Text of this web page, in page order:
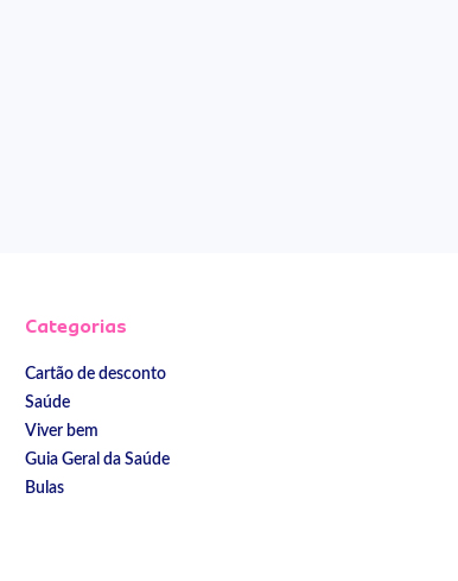
Categorias
Cartão de desconto
Saúde
Viver bem
Guia Geral da Saúde
Bulas